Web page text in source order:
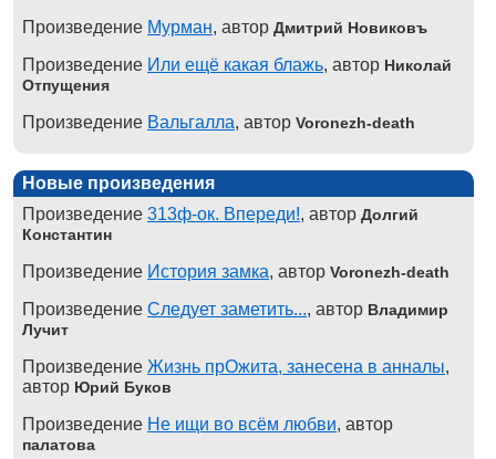
Произведение Мурман, автор Дмитрий Новиковъ
Произведение Или ещё какая блажь, автор Николай
Отпущения
Произведение Вальгалла, автор Voronezh-death
Новые произведения
Произведение 313ф-ок. Впереди!, автор Долгий
Константин
Произведение История замка, автор Voronezh-death
Произведение Следует заметить..., автор Владимир
Лучит
Произведение Жизнь прОжита, занесена в анналы,
автор Юрий Буков
Произведение Не ищи во всём любви, автор
палатова